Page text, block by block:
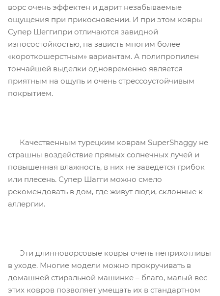
ворс очень эффектен и дарит незабываемые
ощущения при прикосновении. И при этом ковры
Супер Шеггипри отличаются завидной
износостойкостью, на зависть многим более
«короткошерстным» вариантам. А полипропилен
тончайшей выделки одновременно является
приятным на ощупь и очень стрессоустойчивым
покрытием.
Качественным турецким коврам SuperShaggy не
страшны воздействие прямых солнечных лучей и
повышенная влажность, в них не заведется грибок
или плесень. Супер Шагги можно смело
рекомендовать в дом, где живут люди, склонные к
аллергии.
Эти длинноворсовые ковры очень неприхотливы
в уходе. Многие модели можно прокручивать в
домашней стиральной машинке – благо, малый вес
этих ковров позволяет умещать их в стандартном